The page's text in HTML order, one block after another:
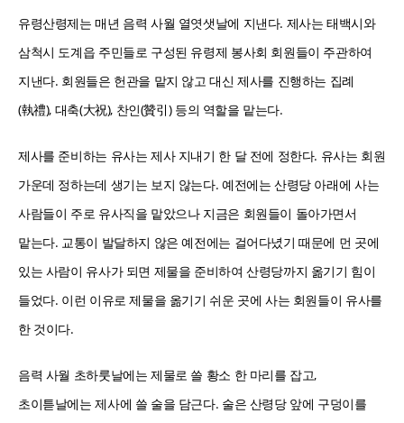
유령산령제는 매년 음력 사월 열엿샛날에 지낸다. 제사는 태백시와
삼척시 도계읍 주민들로 구성된 유령제 봉사회 회원들이 주관하여
지낸다. 회원들은 헌관을 맡지 않고 대신 제사를 진행하는 집례
(執禮), 대축(大祝), 찬인(贊引) 등의 역할을 맡는다.
제사를 준비하는 유사는 제사 지내기 한 달 전에 정한다. 유사는 회원
가운데 정하는데 생기는 보지 않는다. 예전에는 산령당 아래에 사는
사람들이 주로 유사직을 맡았으나 지금은 회원들이 돌아가면서
맡는다. 교통이 발달하지 않은 예전에는 걸어다녔기 때문에 먼 곳에
있는 사람이 유사가 되면 제물을 준비하여 산령당까지 옮기기 힘이
들었다. 이런 이유로 제물을 옮기기 쉬운 곳에 사는 회원들이 유사를
한 것이다.
음력 사월 초하룻날에는 제물로 쓸 황소 한 마리를 잡고,
초이튿날에는 제사에 쓸 술을 담근다. 술은 산령당 앞에 구덩이를